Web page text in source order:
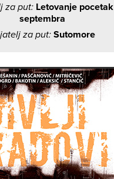
za put: Letovanje pocetak
septembra
za put:Sutomore